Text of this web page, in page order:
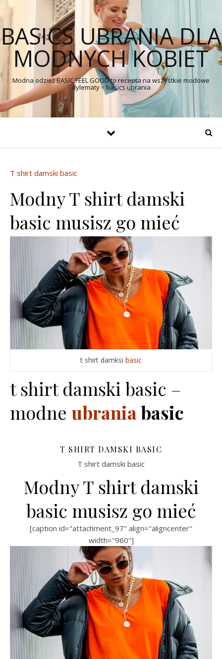
BASICS UBRANIA DLA
MODNYCH KOBIET
Modna odzież BASIC FEEL GOOD to recepta na wszystkie modowe
dylematy – basics ubrania
T shirt damski basic
Modny T shirt damski
basic musisz go mieć
t shirt damksi basic
t shirt damski basic –
modne ubraniabasic
T SHIRT DAMSKI BASIC
T shirt damski basic
Modny T shirt damski
basic musisz go mieć
[caption id="attachment_97" align="aligncenter"
width="960"]